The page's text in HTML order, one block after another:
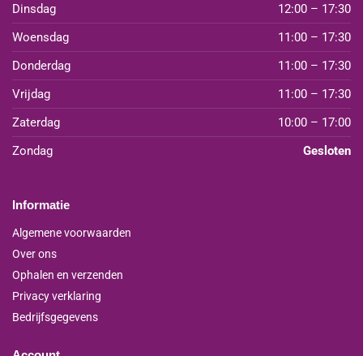
Dinsdag
12:00 – 17:30
Woensdag
11:00 – 17:30
Donderdag
11:00 – 17:30
Vrijdag
11:00 – 17:30
Zaterdag
10:00 – 17:00
Zondag
Gesloten
Informatie
Algemene voorwaarden
Over ons
Ophalen en verzenden
Privacy verklaring
Bedrijfsgegevens